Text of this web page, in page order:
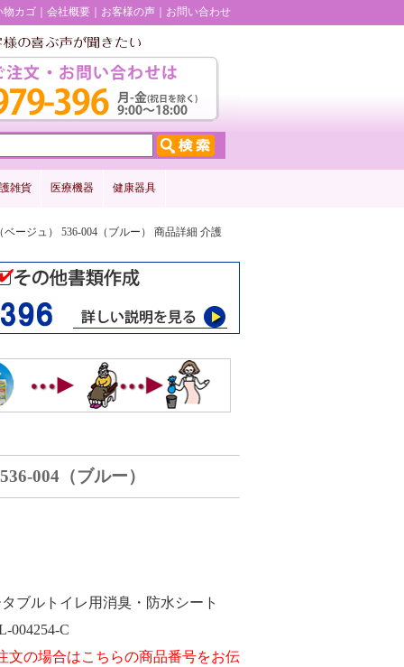
物カゴ 会社概要 お客様の声 お問い合わせ
雑貨 医療機器 健康器具
ージュ） 536-004（ブルー） 商品詳細 介護
004（ブルー）
ブルトイレ用消臭・防水シート
004254-C